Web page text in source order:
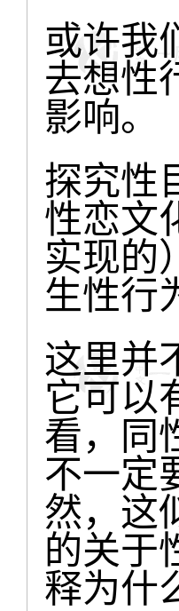
或许我
去想性
影响。
探究性
性恋文
实现的
生性行
这里并
它可以
看，同
不一定
然，这
的关于
释为什